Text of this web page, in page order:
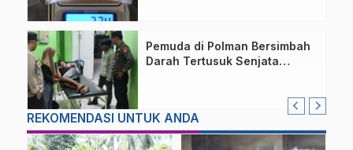
Pemuda di Polman Bersimbah
Darah Tertusuk Senjata
REKOMENDASI UNTUK ANDA